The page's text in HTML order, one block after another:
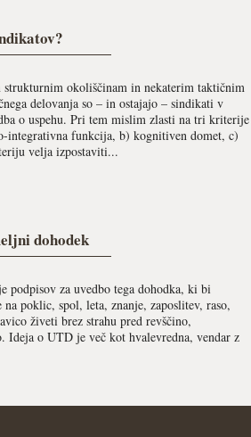
okoliščinam in nekaterim taktičnim
delovanja so – in ostajajo – sindikati v
o uspehu. Pri tem mislim zlasti na tri kriterije
integrativna funkcija, b) kognitiven domet, c)
velja izpostaviti...
dohodek
podpisov za uvedbo tega dohodka, ki bi
poklic, spol, leta, znanje, zaposlitev, raso,
živeti brez strahu pred revščino,
Ideja o UTD je več kot hvalevredna, vendar z